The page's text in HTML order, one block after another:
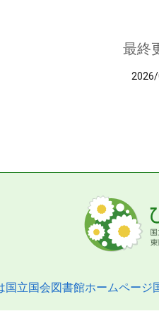
最終
国立国会図書館ホームページ